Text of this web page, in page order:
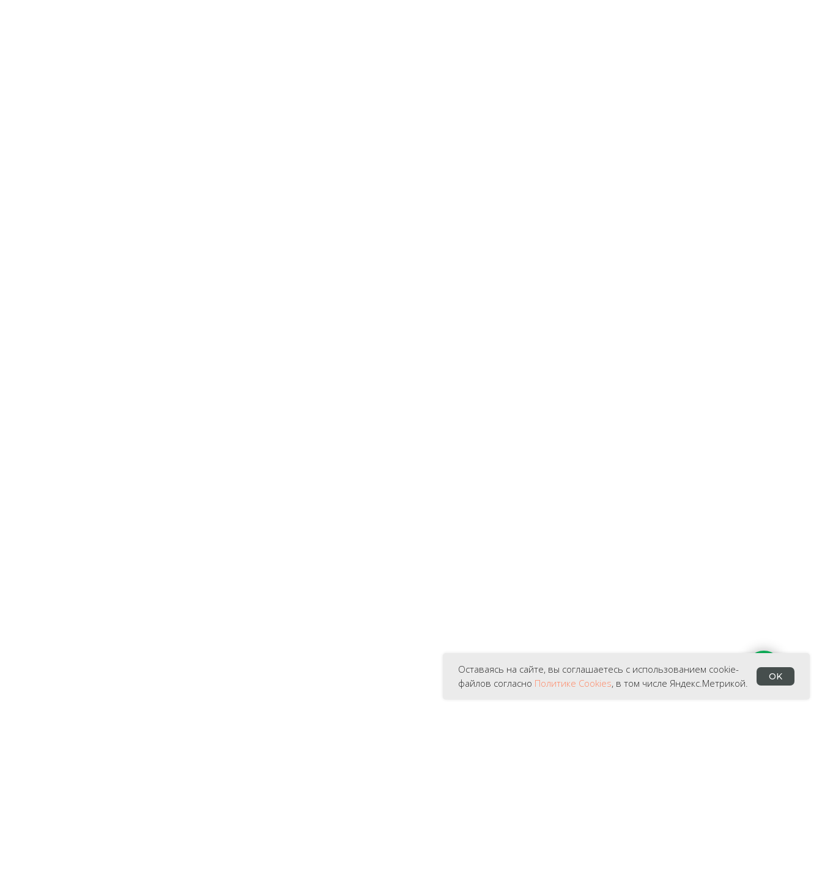
Оставаясь на сайте, вы соглашаетесь с использованием cookie-
файлов согласно Политике Cookies, в том числе Яндекс.Метрикой.
OK